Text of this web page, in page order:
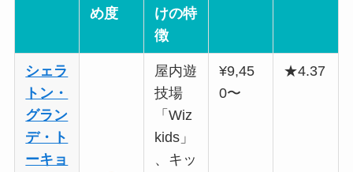
め度
けの特
徴
シェラ
トン・
グラン
デ・ト
ーキョ
屋内遊
技場
「Wiz
kids」
、キッ
¥9,45
0〜
★4.37